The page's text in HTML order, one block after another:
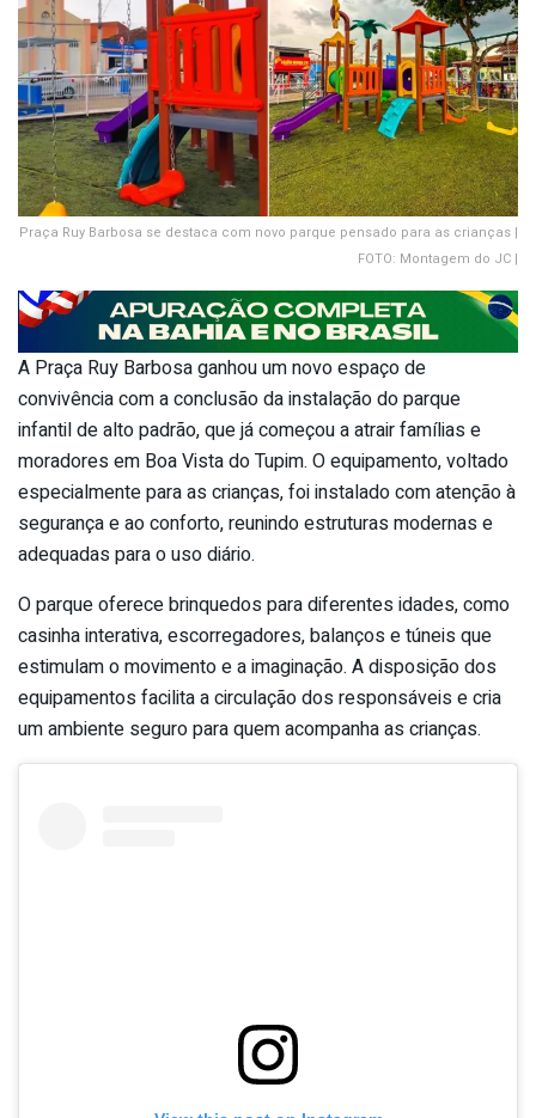
Praça Ruy Barbosa se destaca com novo parque pensado para as crianças |
FOTO: Montagem do JC |
A Praça Ruy Barbosa ganhou um novo espaço de
convivência com a conclusão da instalação do parque
infantil de alto padrão, que já começou a atrair famílias e
moradores em Boa Vista do Tupim. O equipamento, voltado
especialmente para as crianças, foi instalado com atenção à
segurança e ao conforto, reunindo estruturas modernas e
adequadas para o uso diário.
O parque oferece brinquedos para diferentes idades, como
casinha interativa, escorregadores, balanços e túneis que
estimulam o movimento e a imaginação. A disposição dos
equipamentos facilita a circulação dos responsáveis e cria
um ambiente seguro para quem acompanha as crianças.